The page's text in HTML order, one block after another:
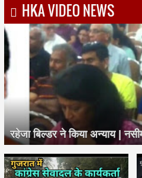
HKA VIDEO NEWS
रहेजा बिल्डर ने किया अन्याय |